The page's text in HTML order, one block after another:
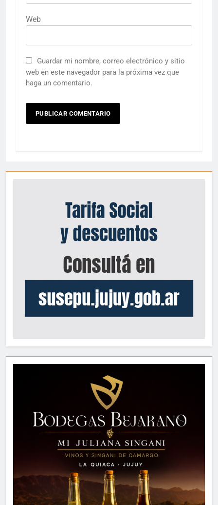
Web
Guardar mi nombre, correo electrónico y sitio
web en este navegador para la próxima vez que
haga un comentario.